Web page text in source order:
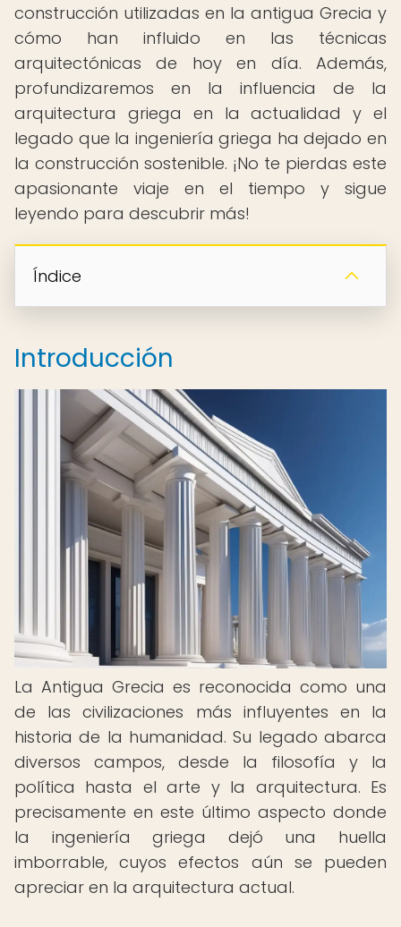
construcción utilizadas en la antigua Grecia y
cómo han influido en las técnicas
arquitectónicas de hoy en día. Además,
profundizaremos en la influencia de la
arquitectura griega en la actualidad y el
legado que la ingeniería griega ha dejado en
la construcción sostenible. ¡No te pierdas este
apasionante viaje en el tiempo y sigue
leyendo para descubrir más!
Índice
Introducción
La Antigua Grecia es reconocida como una
de las civilizaciones más influyentes en la
historia de la humanidad. Su legado abarca
diversos campos, desde la filosofía y la
política hasta el arte y la arquitectura. Es
precisamente en este último aspecto donde
la ingeniería griega dejó una huella
imborrable, cuyos efectos aún se pueden
apreciar en la arquitectura actual.